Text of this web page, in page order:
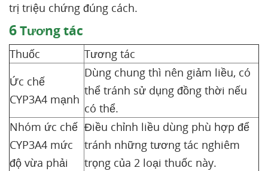
trị triệu chứng đúng cách.
6Tương tác
Thuốc
Tương tác
Ức chế
CYP3A4 mạnh
Dùng chung thì nên giảm liều, có
thể tránh sử dụng đồng thời nếu
có thể.
Nhóm ức chế
CYP3A4 mức
độ vừa phải
Điều chỉnh liều dùng phù hợp để
tránh những tương tác nghiêm
trọng của 2 loại thuốc này.